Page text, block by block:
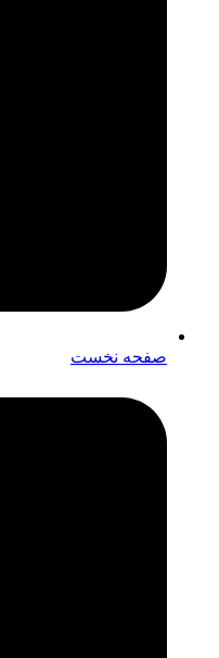
صفحه نخست